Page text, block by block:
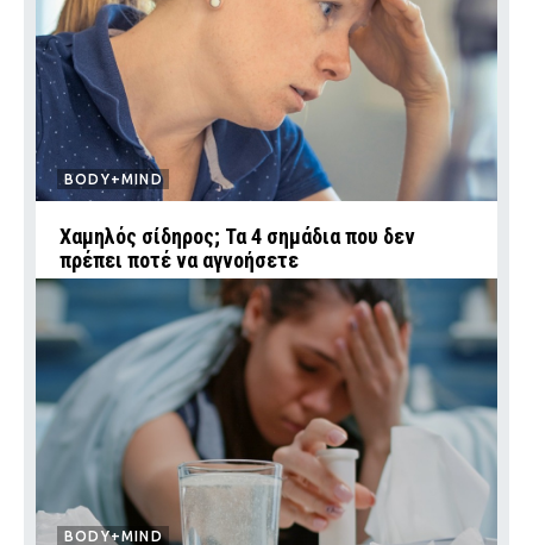
BODY+MIND
Χαμηλός σίδηρος; Τα 4 σημάδια που δεν
πρέπει ποτέ να αγνοήσετε
BODY+MIND